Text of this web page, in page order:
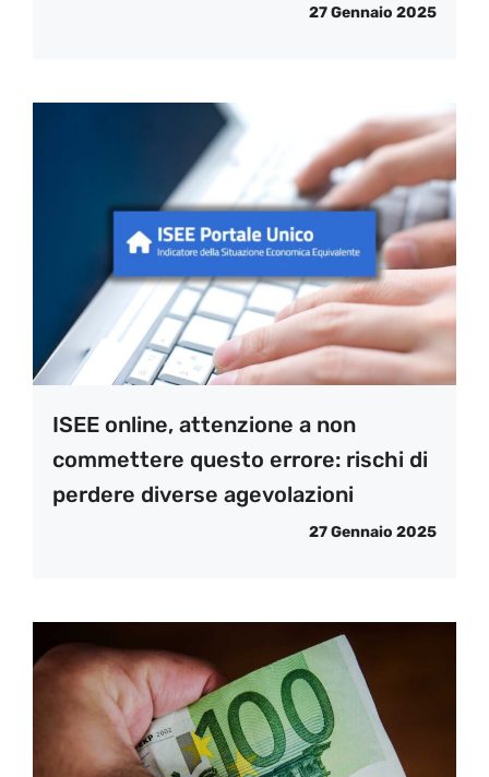
27 Gennaio 2025
ISEE online, attenzione a non
commettere questo errore: rischi di
perdere diverse agevolazioni
27 Gennaio 2025